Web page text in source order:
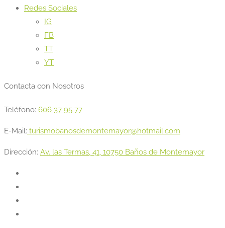
Redes Sociales
IG
FB
TT
YT
Contacta con Nosotros
Teléfono: 606 37 95 77
E-Mail: turismobanosdemontemayor@hotmail.com
Dirección: Av. las Termas, 41, 10750 Baños de Montemayor